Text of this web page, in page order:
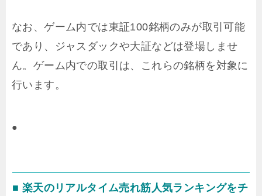
なお、ゲーム内では東証100銘柄のみが取引可能
であり、ジャスダックや大証などは登場しませ
ん。ゲーム内での取引は、これらの銘柄を対象に
行います。
●
■ 楽天のリアルタイム売れ筋人気ランキングをチ